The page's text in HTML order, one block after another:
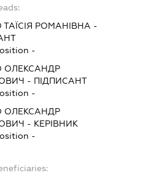
РОМАНІВНА -
-
ОЛЕКСАНДР
- ПІДПИСАНТ
-
ОЛЕКСАНДР
- КЕРІВНИК
-